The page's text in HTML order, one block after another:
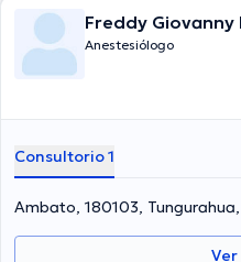
Freddy Giovanny
Anestesiólogo
Consultorio 1
Ambato, 180103,